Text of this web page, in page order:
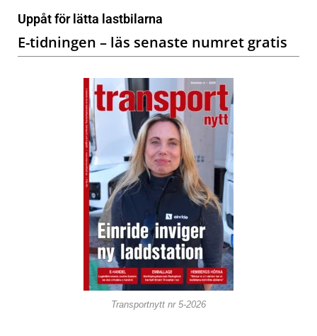
Uppåt för lätta lastbilarna
E-tidningen – läs senaste numret gratis
Transportnytt nr 5-2026